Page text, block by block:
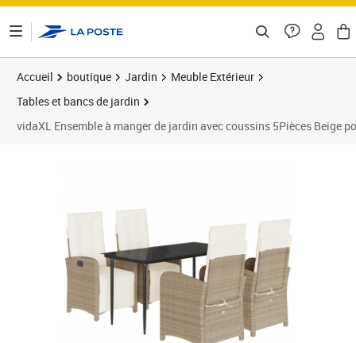
Accueil boutique Jardin
Meuble Extérieur
Tables et bancs de jardin
vidaXL Ensemble à manger de jardin avec coussins 5Pièces Beige